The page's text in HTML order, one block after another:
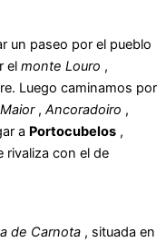
un paseo por el pueblo
el monte Louro ,
Luego caminamos por
, Ancoradoiro ,
a Portocubelos ,
rivaliza con el de
de Carnota , situada en